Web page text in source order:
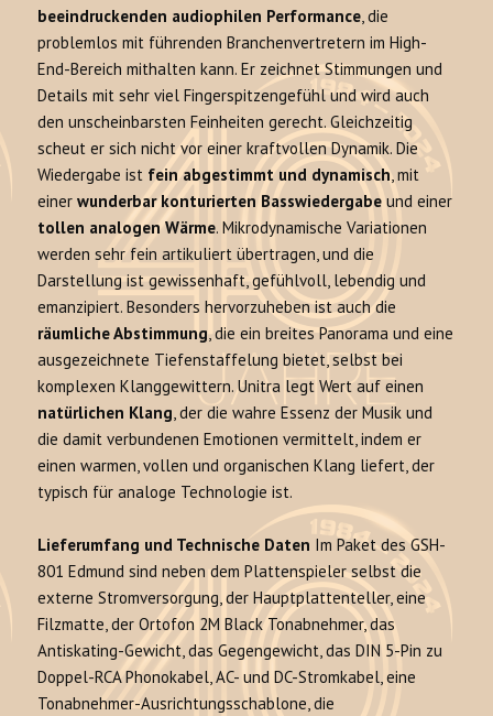
beeindruckenden audiophilen Performance, die
problemlos mit führenden Branchenvertretern im High-
End-Bereich mithalten kann. Er zeichnet Stimmungen und
Details mit sehr viel Fingerspitzengefühl und wird auch
den unscheinbarsten Feinheiten gerecht. Gleichzeitig
scheut er sich nicht vor einer kraftvollen Dynamik. Die
Wiedergabe ist fein abgestimmt und dynamisch, mit
einerwunderbar konturierten Basswiedergabe und einer
tollen analogen Wärme. Mikrodynamische Variationen
werden sehr fein artikuliert übertragen, und die
Darstellung ist gewissenhaft, gefühlvoll, lebendig und
emanzipiert. Besonders hervorzuheben ist auch die
räumliche Abstimmung, die ein breites Panorama und eine
ausgezeichnete Tiefenstaffelung bietet, selbst bei
komplexen Klanggewittern. Unitra legt Wert auf einen
natürlichen Klang, der die wahre Essenz der Musik und
die damit verbundenen Emotionen vermittelt, indem er
einen warmen, vollen und organischen Klang liefert, der
typisch für analoge Technologie ist.
Lieferumfang und Technische Daten Im Paket des GSH-
801 Edmund sind neben dem Plattenspieler selbst die
externe Stromversorgung, der Hauptplattenteller, eine
Filzmatte, der Ortofon 2M Black Tonabnehmer, das
Antiskating-Gewicht, das Gegengewicht, das DIN 5-Pin zu
Doppel-RCA Phonokabel, AC- und DC-Stromkabel, eine
Tonabnehmer-Ausrichtungsschablone, die